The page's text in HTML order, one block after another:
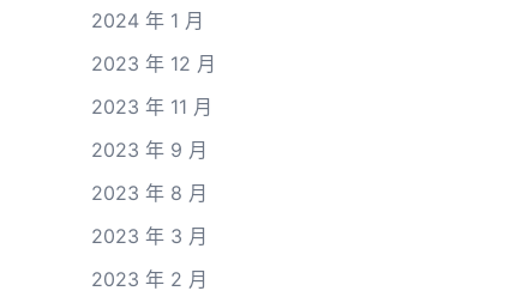
2024 年 1 月
2023 年 12 月
2023 年 11 月
2023 年 9 月
2023 年 8 月
2023 年 3 月
2023 年 2 月